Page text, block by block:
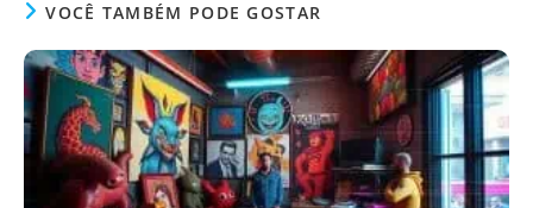
VOCÊ TAMBÉM PODE GOSTAR